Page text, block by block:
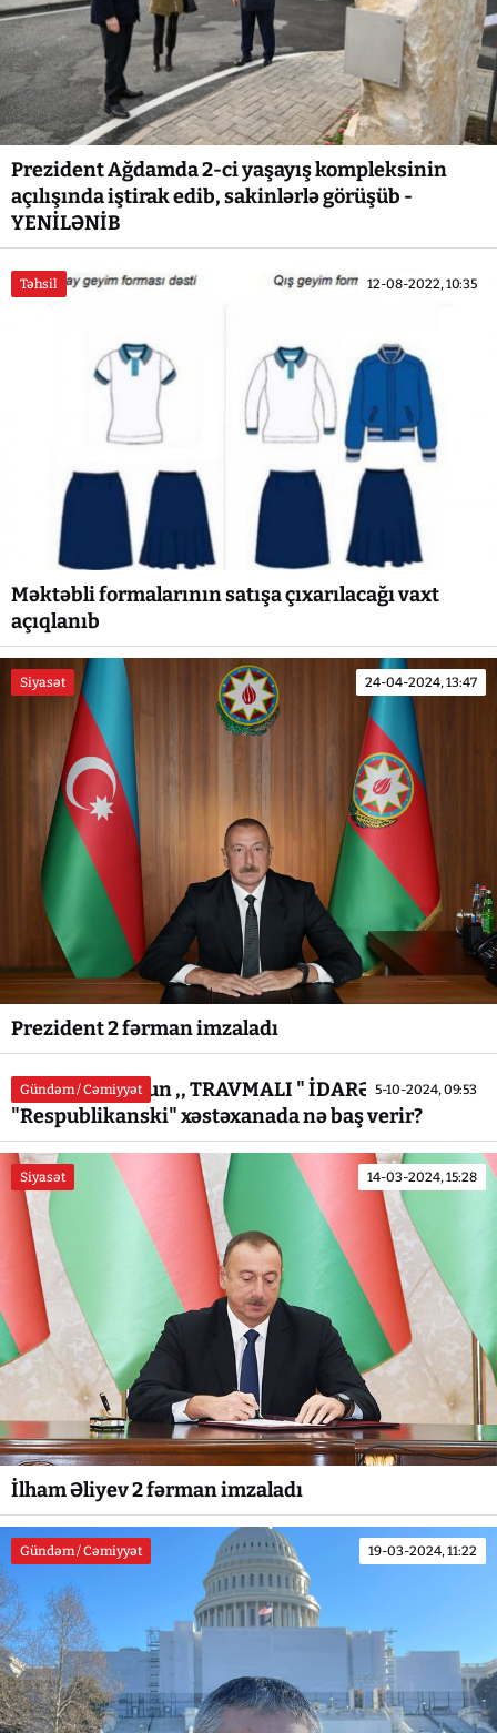
Prezident Ağdamda 2-ci yaşayış kompleksinin
açılışında iştirak edib, sakinlərlə görüşüb -
YENİLƏNİB
Təhsil 12-08-2022, 10:35
Məktəbli formalarının satışa çıxarılacağı vaxt
açıqlanıb
Siyasət 24-04-2024, 13:47
Prezident 2 fərman imzaladı
Gündəm / Cəmiyyət 5-10-2024, 09:53
ƏIviz Qasımovun ,, TRAVMALI " İDARƏÇİLİYİ və ya
"Respublikanski" xəstəxanada nə baş verir?
Siyasət 14-03-2024, 15:28
İlham Əliyev 2 fərman imzaladı
Gündəm / Cəmiyyət 19-03-2024, 11:22